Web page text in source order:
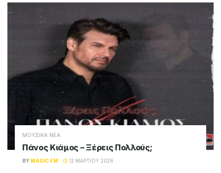
ΜΟΥΣΙΚΑ ΝΕΑ
Πάνος Κιάμος – Ξέρεις Πολλούς;
BY MAGIC FM 12 ΜΑΡΤΊΟΥ 2026